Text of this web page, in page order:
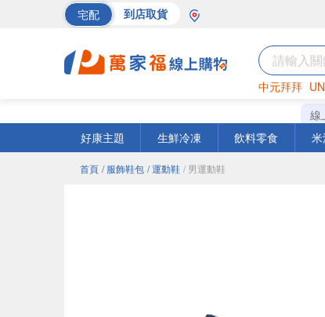
宅配 到店取貨
中元拜拜
巧克力
線
好康主題
生鮮冷凍 飲料零食
首頁 / 服飾鞋包 / 運動鞋 / 男運動鞋